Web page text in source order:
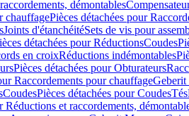
démontables
chauffagePièces détachées pour
Joints d'étanchéitéSets de vis pour
détachées pour RéductionsCoudes
en croixRéductions indémontables
Pièces détachées pour Obturateurs
Raccordements pour chauffageGeberit
CoudesPièces détachées pour CoudesTés
Réductions et raccordements,